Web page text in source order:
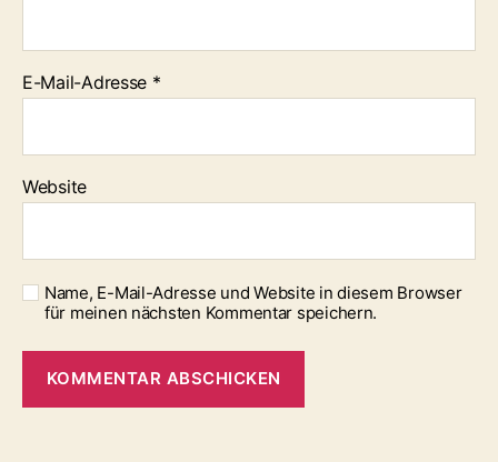
E-Mail-Adresse *
Website
Name, E-Mail-Adresse und Website in diesem Browser
für meinen nächsten Kommentar speichern.